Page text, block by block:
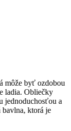
môže byť ozdobou
ladia. Obliečky
jednoduchosťou a
ktorá je